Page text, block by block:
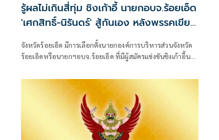
รู้ผลไม่เกินสี่ทุ่ม ชิงเก้าอี้ นายกอบจ.ร้อยเอ็ด
'เศกสิทธิ์-นิรันดร์' สู้กันเอง หลังพรรคเขียว
จังหวัดร้อยเอ็ด มีการเลือกตั้งนายกองค์การบริหารส่วนจังหวัด
ร้อยเอ็ดหรือนายกฯอบจ.ร้อยเอ็ด ที่มีผู้สมัครแข่งขันชิงเก้าอี้นา